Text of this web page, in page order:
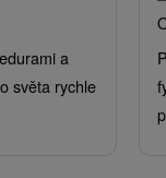
a
světa rychle